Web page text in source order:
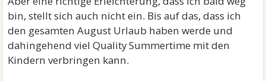
bin, stellt sich auch nicht ein. Bis auf das, dass ich
den gesamten August Urlaub haben werde und
dahingehend viel Quality Summertime mit den
Kindern verbringen kann.